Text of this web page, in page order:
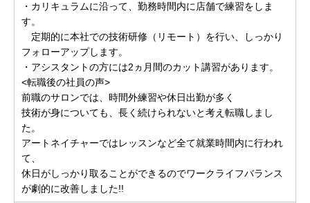
・カリキュラムに沿って、勤務時間内に店舗で練習をしま
す。
定期的に本社での技術研修（リモート）を行い、しっかり
フォローアップします。
・アシスタントの方には2ヵ月間のカット講習があります。
<転職後の社員の声>
前職のサロンでは、時間外練習や休日出勤が多く
技術が身についても、長く続けられないと考え転職しまし
た。
アートネイチャーではレッスンなど全て就業時間内に行われ
て、
休日がしっかり取ることができるのでワークライフバランス
が劇的に改善しました!!